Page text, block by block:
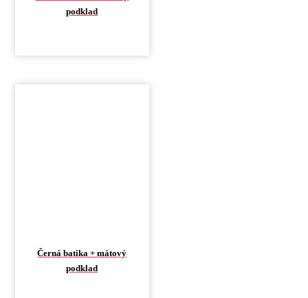
podklad
Černá batika + mátový
podklad